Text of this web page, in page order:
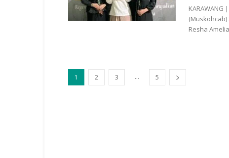
(Muskohcab)
Resha
1 2 3 ... 5